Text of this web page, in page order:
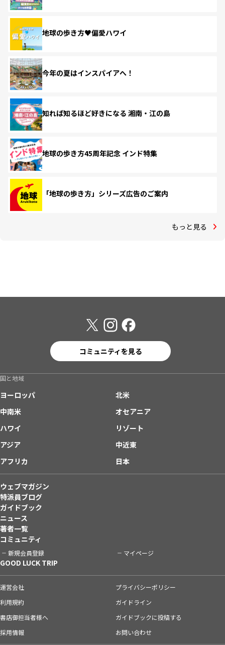
地球の歩き方♥偏愛ハワイ
今年の夏はインスパイアへ！
知れば知るほど好きになる 湘南・江の島
地球の歩き方45周年記念 インド特集
「地球の歩き方」シリーズ広告のご案内
もっと見る
コミュニティを見る
国と地域
ヨーロッパ
北米
中南米
オセアニア
ハワイ
リゾート
アジア
中近東
アフリカ
日本
ウェブマガジン
特派員ブログ
ガイドブック
ニュース
著者一覧
コミュニティ
新規会員登録 マイページ
GOOD LUCK TRIP
運営会社
プライバシーポリシー
利用規約
ガイドライン
書店御担当者様へ
ガイドブックに投稿する
採用情報
お問い合わせ